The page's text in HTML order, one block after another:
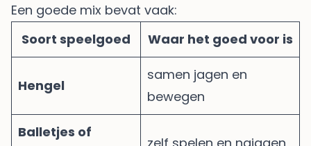
Een goede mix bevat vaak:
Soort speelgoed
Waar het goed voor is
Hengel
samen jagen en
bewegen
Balletjes of